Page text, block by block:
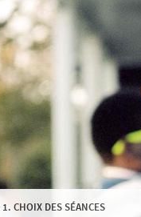
CHOIX DES SÉANCES